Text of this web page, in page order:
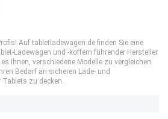
Auf tabletladewagen.de finden Sie eine
Ladewagen und -koffern führender Hersteller.
Ihnen, verschiedene Modelle zu vergleichen
Bedarf an sicheren Lade- und
zu decken.